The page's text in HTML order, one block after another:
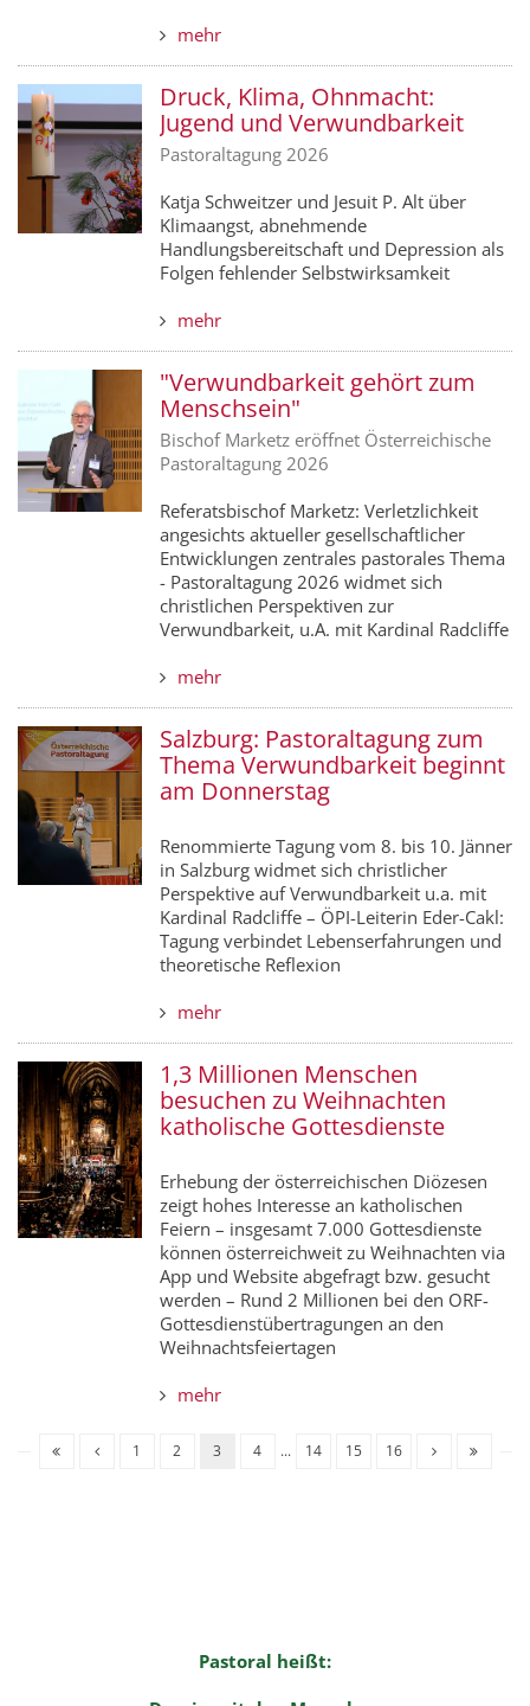
mehr
Druck, Klima, Ohnmacht:
Jugend und Verwundbarkeit
Pastoraltagung 2026
Katja Schweitzer und Jesuit P. Alt über
Klimaangst, abnehmende
Handlungsbereitschaft und Depression als
Folgen fehlender Selbstwirksamkeit
mehr
"Verwundbarkeit gehört zum
Menschsein"
Bischof Marketz eröffnet Österreichische
Pastoraltagung 2026
Referatsbischof Marketz: Verletzlichkeit
angesichts aktueller gesellschaftlicher
Entwicklungen zentrales pastorales Thema
- Pastoraltagung 2026 widmet sich
christlichen Perspektiven zur
Verwundbarkeit, u.A. mit Kardinal Radcliffe
mehr
Salzburg: Pastoraltagung zum
Thema Verwundbarkeit beginnt
am Donnerstag
Renommierte Tagung vom 8. bis 10. Jänner
in Salzburg widmet sich christlicher
Perspektive auf Verwundbarkeit u.a. mit
Kardinal Radcliffe – ÖPI-Leiterin Eder-Cakl:
Tagung verbindet Lebenserfahrungen und
theoretische Reflexion
mehr
1,3 Millionen Menschen
besuchen zu Weihnachten
katholische Gottesdienste
Erhebung der österreichischen Diözesen
zeigt hohes Interesse an katholischen
Feiern – insgesamt 7.000 Gottesdienste
können österreichweit zu Weihnachten via
App und Website abgefragt bzw. gesucht
werden – Rund 2 Millionen bei den ORF-
Gottesdienstübertragungen an den
Weihnachtsfeiertagen
mehr
1 2 3 4 ... 14 15 16
Pastoral heißt: